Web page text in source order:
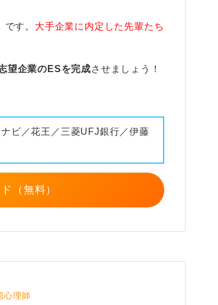
学び、どのように成長してきた
、そこから得た気づきや学び、そ
す。
用して、あなたの意欲と可能性を
みてください。
です。 大手企業に内定した先輩たち
望企業のESを完成させましょう！
ビ／花王／三菱UFJ銀行／伊藤
（無料）
心理師